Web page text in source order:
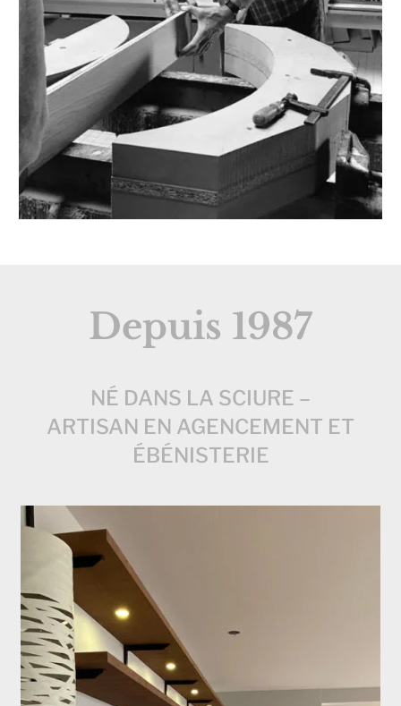
Depuis 1987
NÉ DANS LA SCIURE –
ARTISAN EN AGENCEMENT ET
ÉBÉNISTERIE